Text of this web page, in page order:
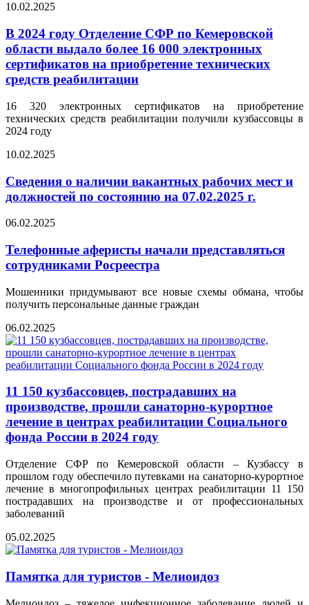
10.02.2025
В 2024 году Отделение СФР по Кемеровской
области выдало более 16 000 электронных
сертификатов на приобретение технических
средств реабилитации
16 320 электронных сертификатов на приобретение
технических средств реабилитации получили кузбассовцы в
2024 году
10.02.2025
Сведения о наличии вакантных рабочих мест и
должностей по состоянию на 07.02.2025 г.
06.02.2025
Телефонные аферисты начали представляться
сотрудниками Росреестра
Мошенники придумывают все новые схемы обмана, чтобы
получить персональные данные граждан
06.02.2025
11 150 кузбассовцев, пострадавших на
производстве, прошли санаторно-курортное
лечение в центрах реабилитации Социального
фонда России в 2024 году
Отделение СФР по Кемеровской области – Кузбассу в
прошлом году обеспечило путевками на санаторно-курортное
лечение в многопрофильных центрах реабилитации 11 150
пострадавших на производстве и от профессиональных
заболеваний
05.02.2025
Памятка для туристов - Мелиоидоз